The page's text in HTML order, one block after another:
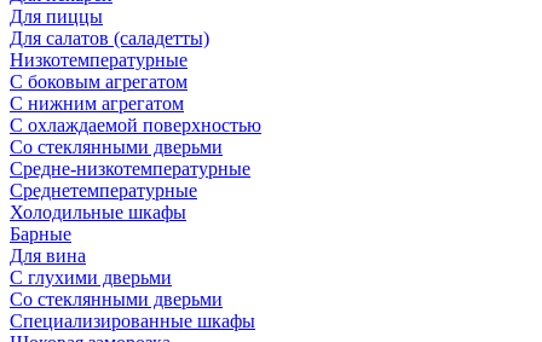
Для пиццы
Для салатов (саладетты)
Низкотемпературные
С боковым агрегатом
С нижним агрегатом
С охлаждаемой поверхностью
Со стеклянными дверьми
Средне-низкотемпературные
Среднетемпературные
Холодильные шкафы
Барные
Для вина
С глухими дверьми
Со стеклянными дверьми
Специализированные шкафы